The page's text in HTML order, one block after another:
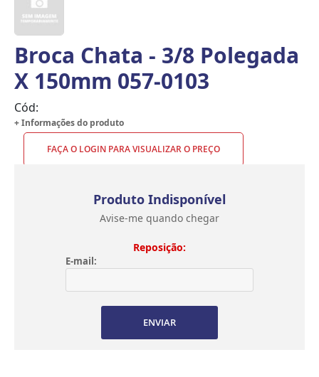
Broca Chata - 3/8 Polegada
X 150mm 057-0103
Cód:
+ Informações do produto
FAÇA O LOGIN PARA VISUALIZAR O PREÇO
Produto Indisponível
Avise-me quando chegar
Reposição:
E-mail:
ENVIAR